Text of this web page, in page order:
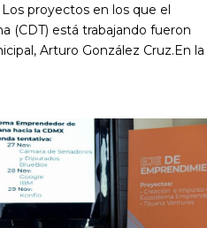
proyectos en los que el
(CDT) está trabajando fueron
Arturo González Cruz.En la